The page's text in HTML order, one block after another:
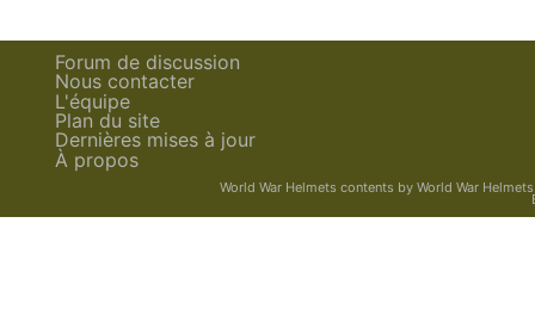
Forum de discussion
Nous contacter
L'équipe
Plan du site
Dernières mises à jour
À propos
World War Helmets contents by World War Helmets